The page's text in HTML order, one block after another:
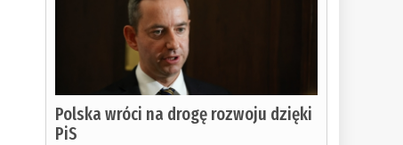
Polska wróci na drogę rozwoju dzięki
PiS